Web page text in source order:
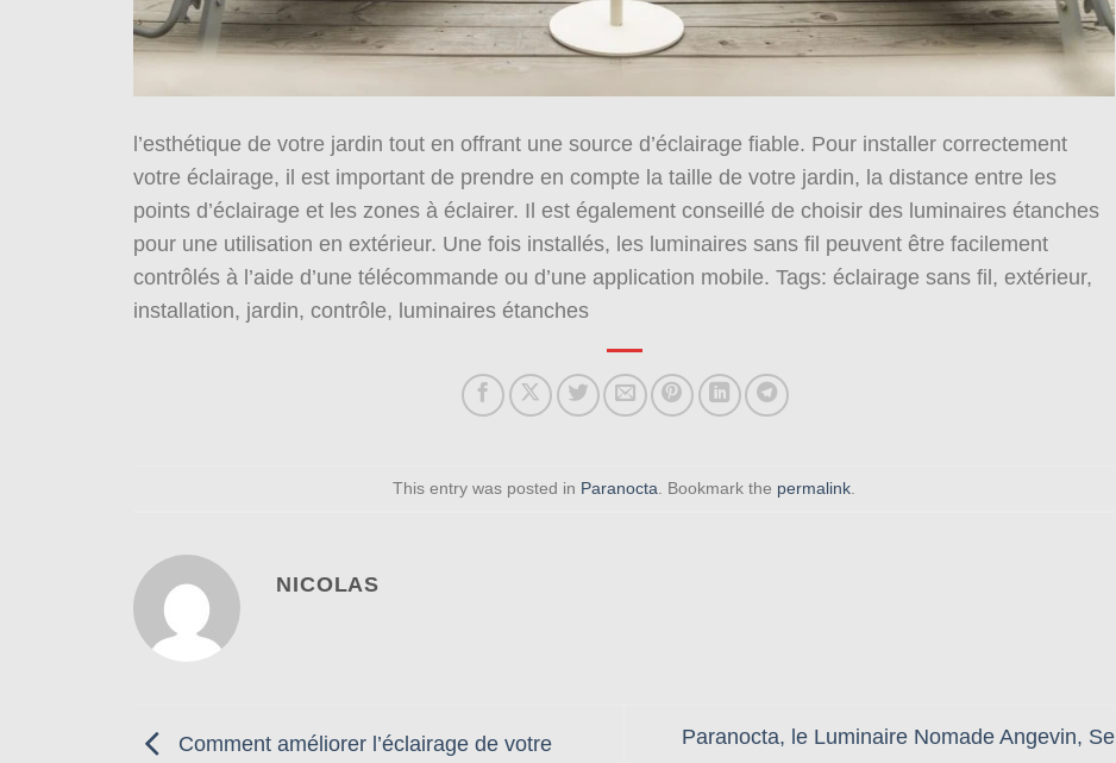
l’esthétique de votre jardin tout en offrant une source d’éclairage fiable. Pour installer correctement
votre éclairage, il est important de prendre en compte la taille de votre jardin, la distance entre les
points d’éclairage et les zones à éclairer. Il est également conseillé de choisir des luminaires étanches
pour une utilisation en extérieur. Une fois installés, les luminaires sans fil peuvent être facilement
contrôlés à l’aide d’une télécommande ou d’une application mobile. Tags: éclairage sans fil, extérieur,
installation, jardin, contrôle, luminaires étanches
This entry was posted in Paranocta . Bookmark the permalink
NICOLAS
Comment améliorer l’éclairage de votre
Paranocta, le Luminaire Nomade Angevin, Se